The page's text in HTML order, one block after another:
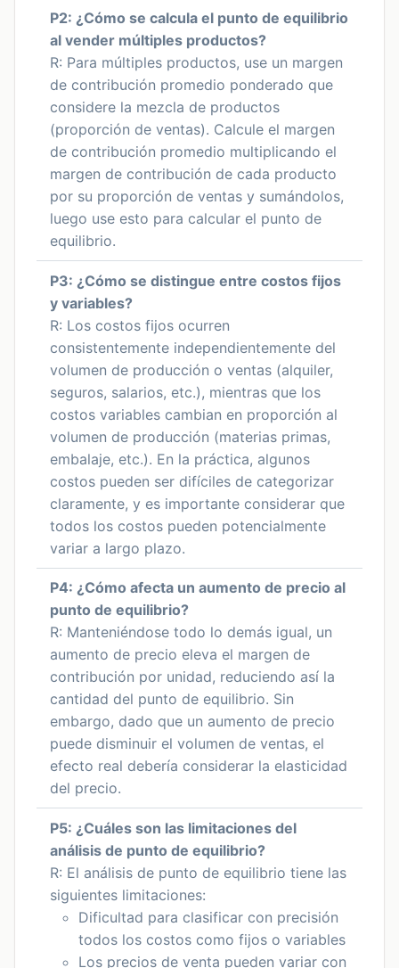
P2: ¿Cómo se calcula el punto de equilibrio
al vender múltiples productos?
R: Para múltiples productos, use un margen
de contribución promedio ponderado que
considere la mezcla de productos
(proporción de ventas). Calcule el margen
de contribución promedio multiplicando el
margen de contribución de cada producto
por su proporción de ventas y sumándolos,
luego use esto para calcular el punto de
equilibrio.
P3: ¿Cómo se distingue entre costos fijos
y variables?
R: Los costos fijos ocurren
consistentemente independientemente del
volumen de producción o ventas (alquiler,
seguros, salarios, etc.), mientras que los
costos variables cambian en proporción al
volumen de producción (materias primas,
embalaje, etc.). En la práctica, algunos
costos pueden ser difíciles de categorizar
claramente, y es importante considerar que
todos los costos pueden potencialmente
variar a largo plazo.
P4: ¿Cómo afecta un aumento de precio al
punto de equilibrio?
R: Manteniéndose todo lo demás igual, un
aumento de precio eleva el margen de
contribución por unidad, reduciendo así la
cantidad del punto de equilibrio. Sin
embargo, dado que un aumento de precio
puede disminuir el volumen de ventas, el
efecto real debería considerar la elasticidad
del precio.
P5: ¿Cuáles son las limitaciones del
análisis de punto de equilibrio?
R: El análisis de punto de equilibrio tiene las
siguientes limitaciones:
Dificultad para clasificar con precisión
todos los costos como fijos o variables
Los precios de venta pueden variar con